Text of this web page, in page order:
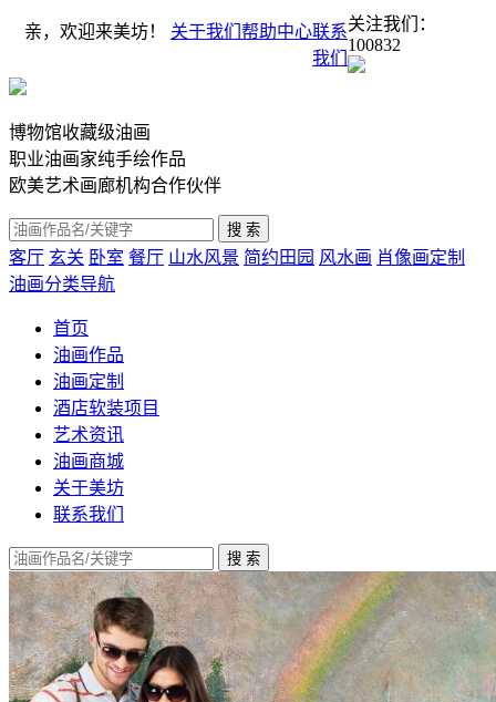
亲，欢迎来美坊！ 关于我们 帮助中心联系
我们
关注我们：
100832
博物馆收藏级油画
职业油画家纯手绘作品
欧美艺术画廊机构合作伙伴
客厅 玄关 卧室 餐厅 山水风景 简约田园 风水画 肖像画定制
油画分类导航
首页
油画作品
油画定制
酒店软装项目
艺术资讯
油画商城
关于美坊
联系我们